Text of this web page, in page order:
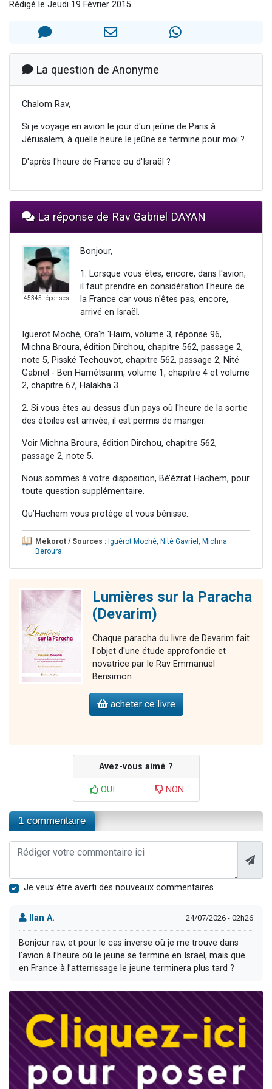
Eva vient de donner son Maasser
Eli vient de donner son Maasser
Rédigé le Jeudi 19 Février 2015
La question de Anonyme
Chalom Rav,
Si je voyage en avion le jour d'un jeûne de Paris à
Jérusalem, à quelle heure le jeûne se termine pour moi ?
D'après l'heure de France ou d'Israël ?
La réponse de Rav Gabriel DAYAN
45345 réponses
Bonjour,
1. Lorsque vous êtes, encore, dans l'avion,
il faut prendre en considération l'heure de
la France car vous n'êtes pas, encore,
arrivé en Israël.
Iguerot Moché, Ora'h 'Haïm, volume 3, réponse 96,
Michna Broura, édition Dirchou, chapitre 562, passage 2,
note 5, Pisské Techouvot, chapitre 562, passage 2, Nité
Gabriel - Ben Hamétsarim, volume 1, chapitre 4 et volume
2, chapitre 67, Halakha 3.
2. Si vous êtes au dessus d'un pays où l'heure de la sortie
des étoiles est arrivée, il est permis de manger.
Voir Michna Broura, édition Dirchou, chapitre 562,
passage 2, note 5.
Nous sommes à votre disposition, Bé’ézrat Hachem, pour
toute question supplémentaire.
Qu’Hachem vous protège et vous bénisse.
Mékorot / Sources : Iguérot Moché, Nité Gavriel , Michna
Beroura.
Lumières sur la Paracha
(Devarim)
Chaque paracha du livre de Devarim fait
l'objet d'une étude approfondie et
novatrice par le Rav Emmanuel
Bensimon.
acheter ce livre
Avez-vous aimé ?
OUI NON
1 commentaire
Je veux être averti des nouveaux commentaires
Ilan A. 24/07/2026 - 02h26
Bonjour rav, et pour le cas inverse où je me trouve dans
l’avion à l’heure où le jeune se termine en Israël, mais que
en France à l’atterrissage le jeune terminera plus tard ?